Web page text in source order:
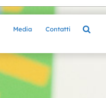
Media Contatti